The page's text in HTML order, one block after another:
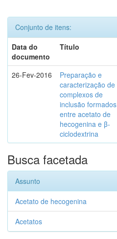
Conjunto de itens:
Data do
documento
Título
26-Fev-2016
Preparação e
caracterização de
complexos de
inclusão formados
entre acetato de
hecogenina e β-
ciclodextrina
Busca facetada
Assunto
Acetato de hecogenina
Acetatos